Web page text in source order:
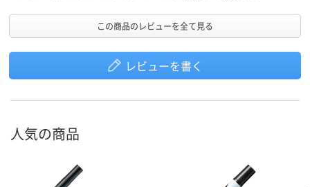
この商品のレビューを全て見る
レビューを書く
人気の商品